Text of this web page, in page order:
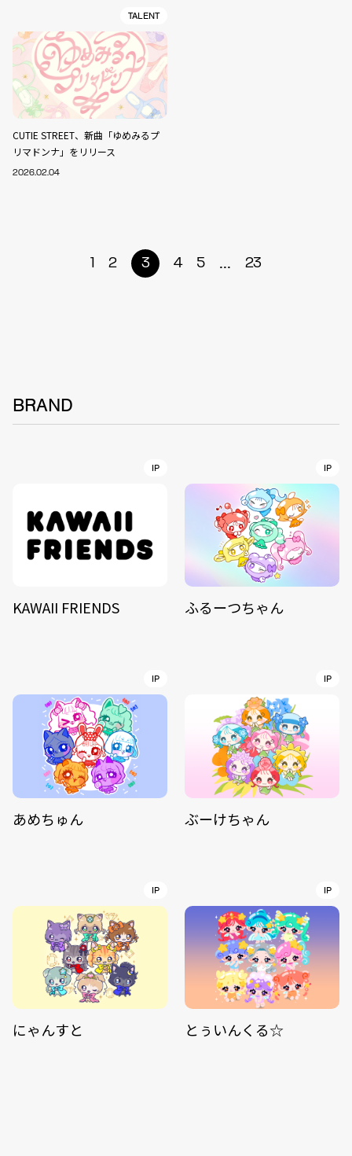
TALENT
CUTIE STREET、新曲「ゆめみるプ
リマドンナ」をリリース
2026.02.04
1 2 3 4 5 ... 23
BRAND
IP
KAWAII FRIENDS
IP
ふるーつちゃん
IP
あめちゅん
IP
ぶーけちゃん
IP
にゃんすと
IP
とぅいんくる☆